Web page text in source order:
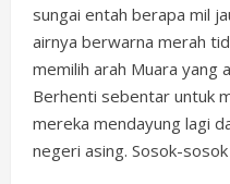
sungai entah berapa mil
airnya berwarna merah
memilih arah Muara yang
Berhenti sebentar untuk
mereka mendayung lagi
negeri asing. Sosok-